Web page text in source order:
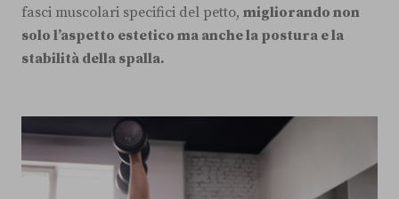
fasci muscolari specifici del petto, migliorando non
solo l’aspetto estetico ma anche la postura e la
stabilità della spalla.